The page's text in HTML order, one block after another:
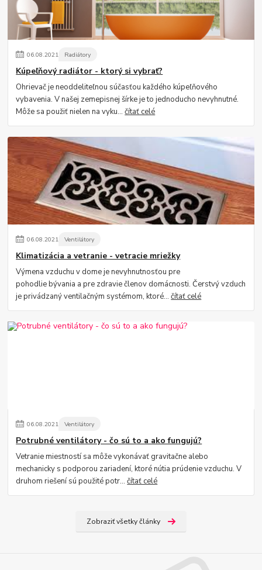
06.08.2021 Radiátory
Kúpeľňový radiátor - ktorý si vybrať?
Ohrievač je neoddeliteľnou súčasťou každého kúpeľňového
vybavenia. V našej zemepisnej šírke je to jednoducho nevyhnutné.
Môže sa použiť nielen na vyku...čítať celé
06.08.2021 Ventilátory
Klimatizácia a vetranie - vetracie mriežky
Výmena vzduchu v dome je nevyhnutnosťou pre
pohodlie bývania a pre zdravie členov domácnosti. Čerstvý vzduch
je privádzaný ventilačným systémom, ktoré...čítať celé
06.08.2021 Ventilátory
Potrubné ventilátory - čo sú to a ako fungujú?
Vetranie miestností sa môže vykonávať gravitačne alebo
mechanicky s podporou zariadení, ktoré nútia prúdenie vzduchu. V
druhom riešení sú použité potr...čítať celé
Zobraziť všetky články